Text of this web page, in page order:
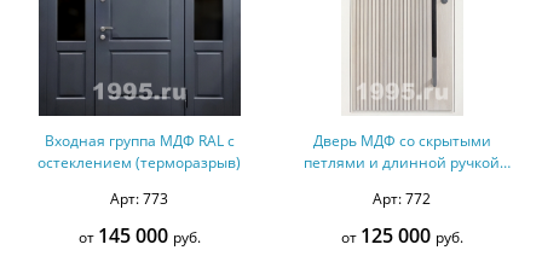
Входная группа МДФ RAL с
остеклением (терморазрыв)
Арт: 773
от 145 000 руб.
Дверь МДФ со скрытыми
петлями и длинной ручкой
Арт: 772
от 125 000 руб.